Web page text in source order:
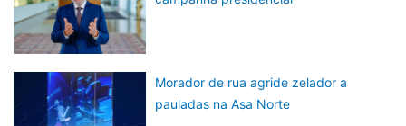
Morador de rua agride zelador a
pauladas na Asa Norte